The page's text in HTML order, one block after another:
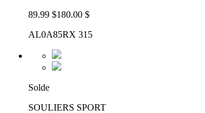
89.99 $180.00 $
AL0A85RX 315
Solde
SOULIERS SPORT